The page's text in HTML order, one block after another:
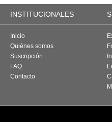
INSTITUCIONALES
Inicio
Quiénes somos
Suscripción
FAQ
Contacto